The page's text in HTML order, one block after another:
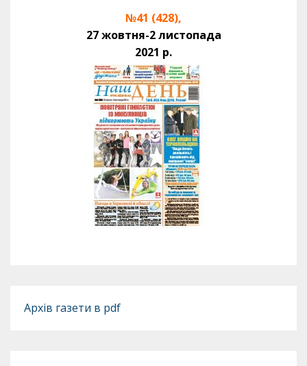
№41 (428),
27 жовтня-2 листопада
2021 р.
Архів газети в pdf